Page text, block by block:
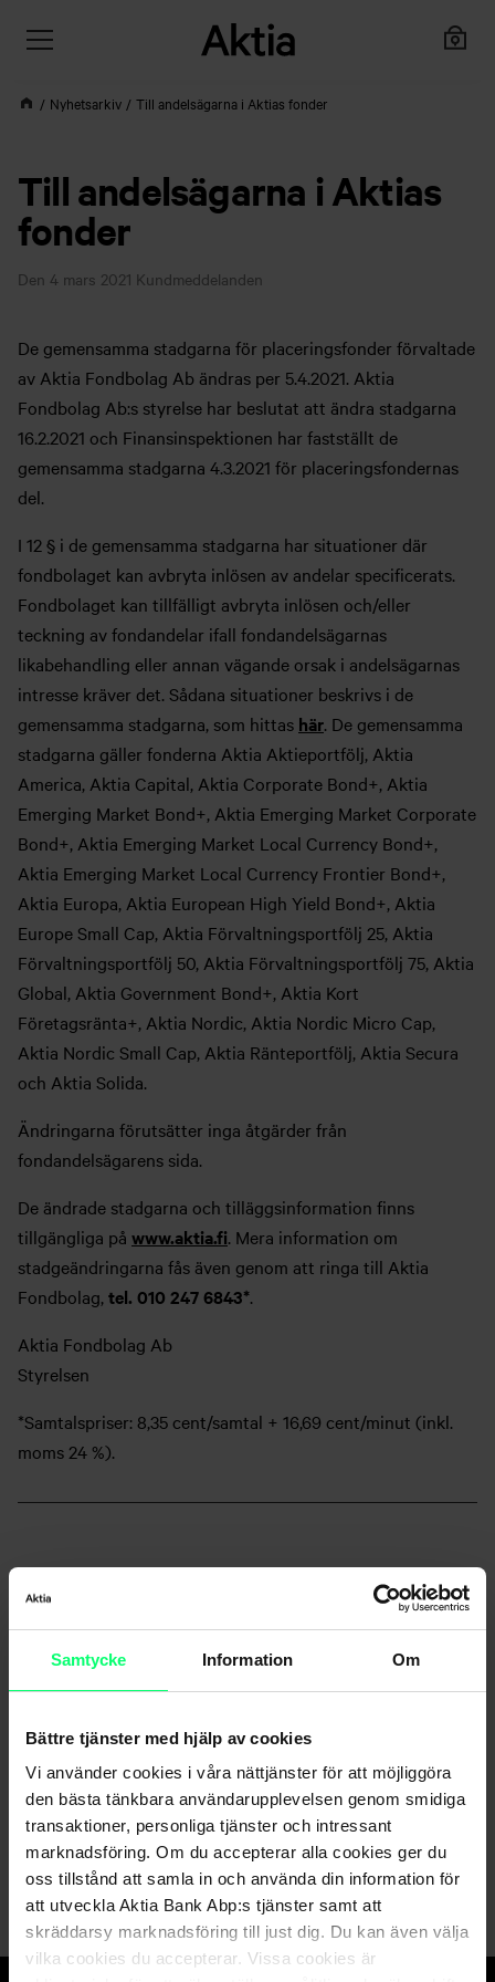
Samtycke Information Om
Bättre tjänster med hjälp av cookies
Vi använder cookies i våra nättjänster för att möjliggöra
den bästa tänkbara användarupplevelsen genom smidiga
transaktioner, personliga tjänster och intressant
marknadsföring. Om du accepterar alla cookies ger du
oss tillstånd att samla in och använda din information för
att utveckla Aktia Bank Abp:s tjänster samt att
skräddarsy marknadsföring till just dig. Du kan även välja
vilka cookies du accepterar. Vissa cookies är
Nyhetsarkiv Till andelsägarna i Aktias fonder
Till andelsägarna i Aktias
fonder
Den 4 mars 2021 Kundmeddelanden
De gemensamma stadgarna för placeringsfonder förvaltade
av Aktia Fondbolag Ab ändras per 5.4.2021. Aktia
Fondbolag Ab:s styrelse har beslutat att ändra stadgarna
16.2.2021 och Finansinspektionen har fastställt de
gemensamma stadgarna 4.3.2021 för placeringsfondernas
del.
I 12 § i de gemensamma stadgarna har situationer där
fondbolaget kan avbryta inlösen av andelar specificerats.
Fondbolaget kan tillfälligt avbryta inlösen och/eller
teckning av fondandelar ifall fondandelsägarnas
likabehandling eller annan vägande orsak i andelsägarnas
intresse kräver det. Sådana situationer beskrivs i de
gemensamma stadgarna, som hittas här. De gemensamma
stadgarna gäller fonderna Aktia Aktieportfölj, Aktia
America, Aktia Capital, Aktia Corporate Bond+, Aktia
Emerging Market Bond+, Aktia Emerging Market Corporate
Bond+, Aktia Emerging Market Local Currency Bond+,
Aktia Emerging Market Local Currency Frontier Bond+,
Aktia Europa, Aktia European High Yield Bond+, Aktia
Europe Small Cap, Aktia Förvaltningsportfölj 25, Aktia
Förvaltningsportfölj 50, Aktia Förvaltningsportfölj 75, Aktia
Global, Aktia Government Bond+, Aktia Kort
Företagsränta+, Aktia Nordic, Aktia Nordic Micro Cap,
Aktia Nordic Small Cap, Aktia Ränteportfölj, Aktia Secura
och Aktia Solida.
Ändringarna förutsätter inga åtgärder från
fondandelsägarens sida.
De ändrade stadgarna och tilläggsinformation finns
tillgängliga på www.aktia.fi. Mera information om
stadgeändringarna fås även genom att ringa till Aktia
Fondbolag, tel. 010 247 6843*.
Aktia Fondbolag Ab
Styrelsen
*Samtalspriser: 8,35 cent/samtal + 16,69 cent/minut (inkl.
moms 24 %).
Nyhetsarkiv
Dela